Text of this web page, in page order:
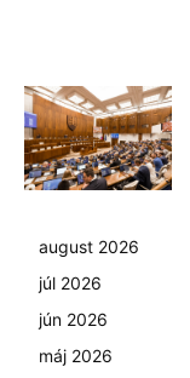
august 2026
júl 2026
jún 2026
máj 2026